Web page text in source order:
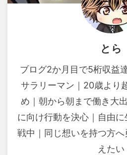
とら
ブログ2か月目で5桁収益
サラリーマン｜20歳より
め｜朝から朝まで働き大
に向け行動を決心｜自由
戦中｜同じ想いを持つ方
えたい